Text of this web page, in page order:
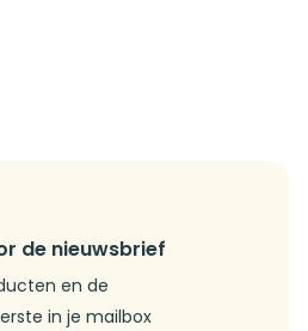
de nieuwsbrief
en de
in je mailbox